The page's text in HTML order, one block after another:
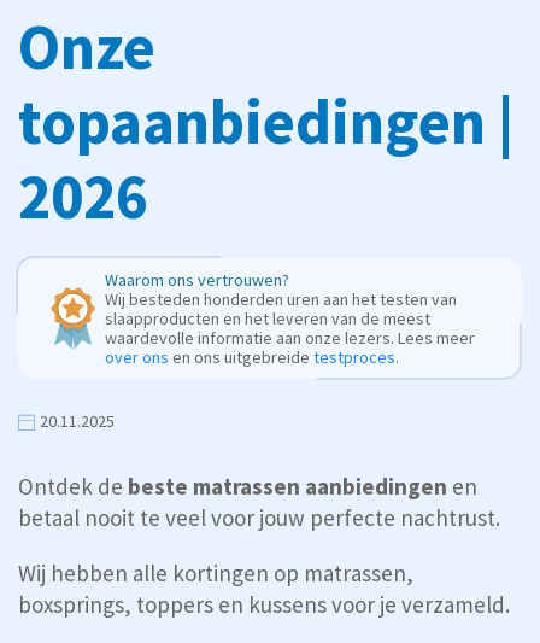
Onze
topaanbiedingen |
2026
Waarom ons vertrouwen?
Wij besteden honderden uren aan het testen van
slaapproducten en het leveren van de meest
waardevolle informatie aan onze lezers. Lees meer
over ons en ons uitgebreide testproces.
20.11.2025
Ontdek de beste matrassen aanbiedingen en
betaal nooit te veel voor jouw perfecte nachtrust.
Wij hebben alle kortingen op matrassen,
boxsprings, toppers en kussens voor je verzameld.